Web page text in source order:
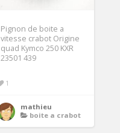
Pignon de boite a
vitesse crabot Origine
quad Kymco 250 KXR
23501 439
1
mathieu
boite a crabot